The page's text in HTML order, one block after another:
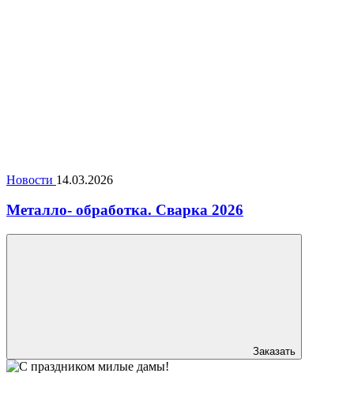
Новости 14.03.2026
Металло- обработка. Сварка 2026
Заказать